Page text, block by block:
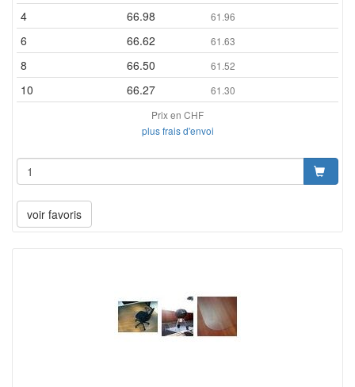
4 66.98 61.96
6 66.62 61.63
8 66.50 61.52
10 66.27
61.30
Prix en CHF
plus frais d'envoi
voir favoris